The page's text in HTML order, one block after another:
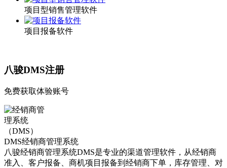
项目型销售管理软件
项目报备软件
八骏DMS注册
免费获取体验账号
DMS经销商管理系统
八骏经销商管理系统DMS是专业的渠道管理软件，从经销商
准入、客户报备、商机项目报备到经销商下单，库存管理、对